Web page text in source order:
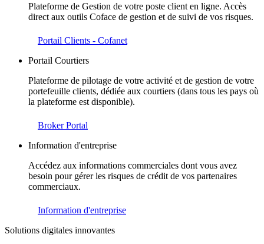
Plateforme de Gestion de votre poste client en ligne. Accès
direct aux outils Coface de gestion et de suivi de vos risques.
Portail Clients - Cofanet
Portail Courtiers
Plateforme de pilotage de votre activité et de gestion de votre
portefeuille clients, dédiée aux courtiers (dans tous les pays où
la plateforme est disponible).
Broker Portal
Information d'entreprise
Accédez aux informations commerciales dont vous avez
besoin pour gérer les risques de crédit de vos partenaires
commerciaux.
Information d'entreprise
Solutions digitales innovantes